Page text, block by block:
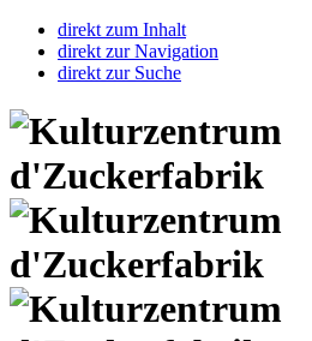
direkt zum Inhalt
direkt zur Navigation
direkt zur Suche